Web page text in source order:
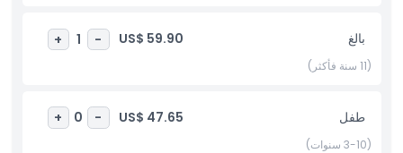
أبرز المعالم
المتضمنات
بالغ US$ 59.90
-
1
+
(11 سنة فأكثر)
طفل US$ 47.65
-
0
+
(3-10 سنوات)